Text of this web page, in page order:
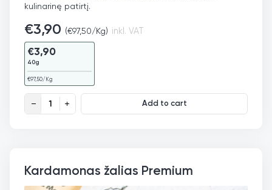
kulinarinę patirtį.
€3,90 (€97,50/Kg) inkl. VAT
€3,90
40g
€97,50/Kg
Indiškų prieskonių Garam Masala mišinys quantity
Add to cart
Kardamonas žalias Premium